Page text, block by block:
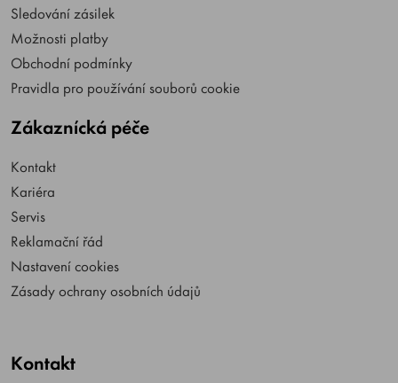
Sledování zásilek
Možnosti platby
Obchodní podmínky
Pravidla pro používání souborů cookie
Zákaznícká péče
Kontakt
Kariéra
Servis
Reklamační řád
Nastavení cookies
Zásady ochrany osobních údajů
Kontakt